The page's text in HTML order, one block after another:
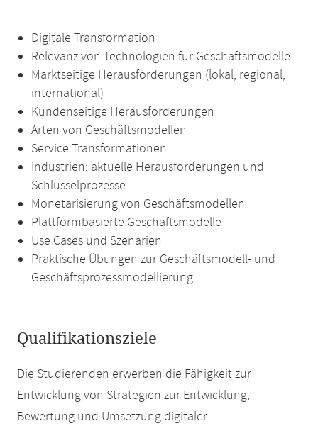
Digitale Transformation
Relevanz von Technologien für Geschäftsmodelle
Marktseitige Herausforderungen (lokal, regional,
international)
Kundenseitige Herausforderungen
Arten von Geschäftsmodellen
Service Transformationen
Industrien: aktuelle Herausforderungen und
Schlüsselprozesse
Monetarisierung von Geschäftsmodellen
Plattformbasierte Geschäftsmodelle
Use Cases und Szenarien
Praktische Übungen zur Geschäftsmodell- und
Geschäftsprozessmodellierung
Qualifikationsziele
Die Studierenden erwerben die Fähigkeit zur
Entwicklung von Strategien zur Entwicklung,
Bewertung und Umsetzung digitaler